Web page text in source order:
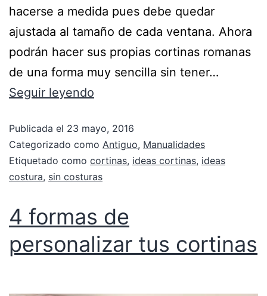
hacerse a medida pues debe quedar
ajustada al tamaño de cada ventana. Ahora
podrán hacer sus propias cortinas romanas
de una forma muy sencilla sin tener…
Seguir leyendo
Publicada el 23 mayo, 2016
Categorizado como Antiguo, Manualidades
Etiquetado como cortinas, ideas cortinas, ideas
costura, sin costuras
4 formas de
personalizar tus cortinas